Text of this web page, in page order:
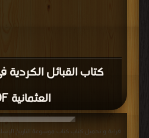
كتاب القبائل الكردية
العثمانية PDF